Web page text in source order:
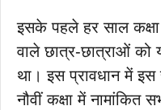
इसके पहले हर साल
वाले छात्र-छात्राओं को
था। इस प्रावधान में इस
नौवीं कक्षा में नामांकित